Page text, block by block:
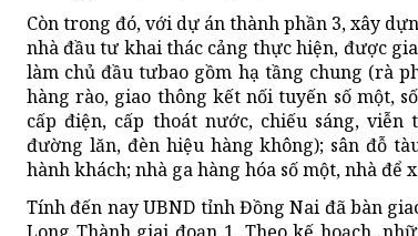
Còn trong đó, với dự án thành phần 3, xây
nhà đầu tư khai thác cảng thực hiện, được
làm chủ đầu tưbao gồm hạ tầng chung (rà
hàng rào, giao thông kết nối tuyến số một,
cấp điện, cấp thoát nước, chiếu sáng,
đường lăn, đèn hiệu hàng không); sân đỗ
hành khách; nhà ga hàng hóa số một, nhà
Tính đến nay UBND tỉnh Đồng Nai đã bàn